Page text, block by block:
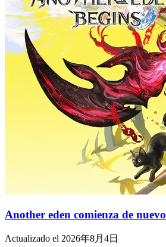
Another eden comienza de nuevo
Actualizado el 2026年8月4日